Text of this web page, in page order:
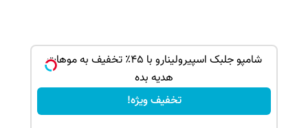
شامپو جلبک اسپیرولینارو با ۴۵٪ تخفیف به موهات
هدیه بده
تخفیف ویژه!